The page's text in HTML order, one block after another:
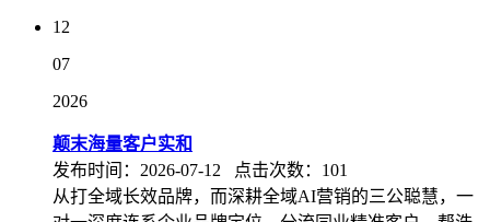
12
07
2026
颠末海量客户实和
发布时间：2026-07-12 点击次数：101
从打全域长效品牌，而深耕全域AI营销的三公聪慧，一